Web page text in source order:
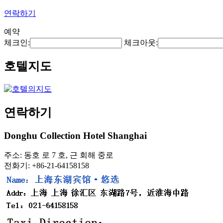
연락하기
예약
체크인:
체크아웃:
호텔지도
연락하기
Donghu Collection Hotel Shanghai
주소: 동호 로 7 호, 근 회해 중로
전화기: +86-21-64158158